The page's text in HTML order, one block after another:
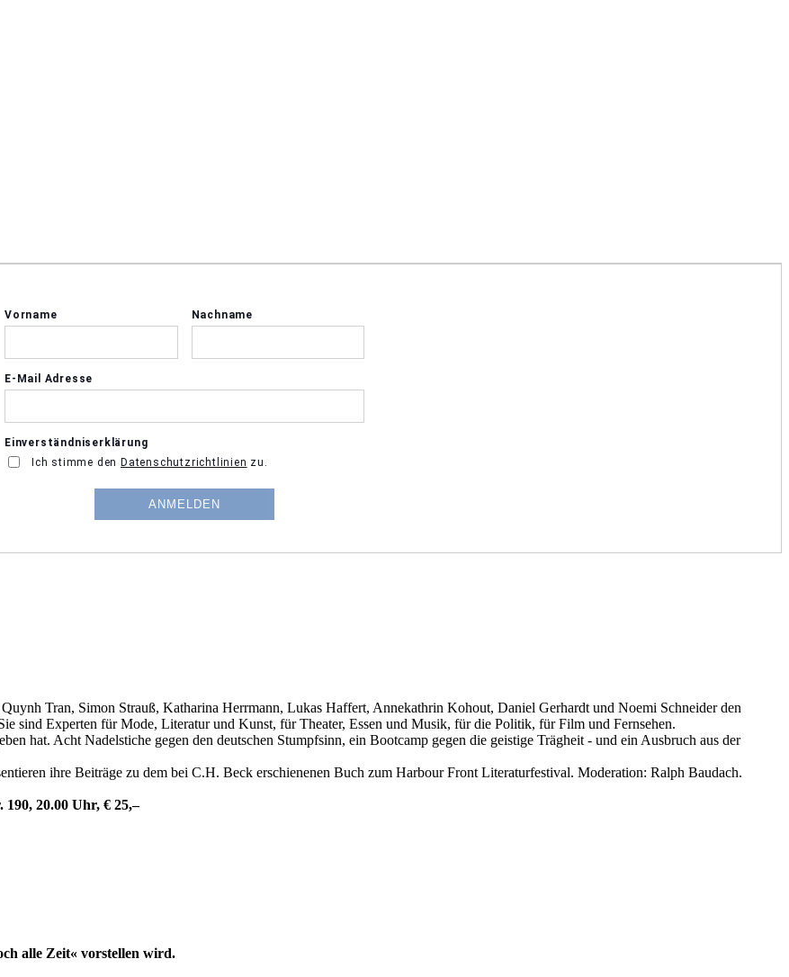
Tran, Simon Strauß, Katharina Herrmann, Lukas Haffert, Annekathrin Kohout, Daniel Gerhardt und Noemi Schneider den
sind Experten für Mode, Literatur und Kunst, für Theater, Essen und Musik, für die Politik, für Film und Fernsehen.
hat. Acht Nadelstiche gegen den deutschen Stumpfsinn, ein Bootcamp gegen die geistige Trägheit - und ein Ausbruch aus der
ihre Beiträge zu dem bei C.H. Beck erschienenen Buch zum Harbour Front Literaturfestival. Moderation: Ralph Baudach.
20.00 Uhr, € 25,–
alle Zeit« vorstellen wird.